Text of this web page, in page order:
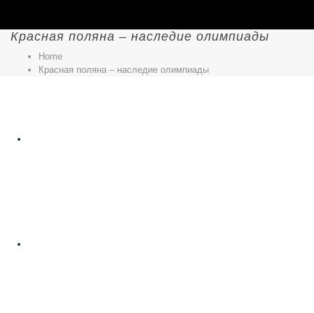
Красная поляна – наследие олимпиады
Home
Красная поляна – наследие олимпиады